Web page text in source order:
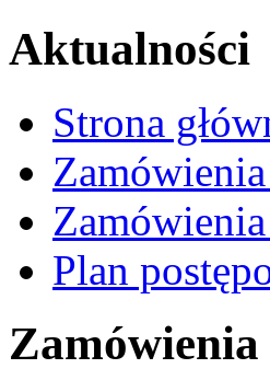
Aktualności
Strona
Plan